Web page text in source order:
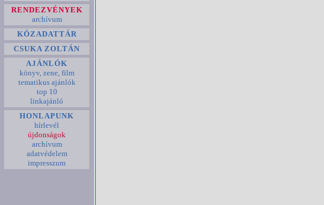
RENDEZVÉNYEK
archívum
KÖZADATTÁR
CSUKA ZOLTÁN
AJÁNLÓK
könyv, zene, film
tematikus ajánlók
top 10
linkajánló
HONLAPUNK
hírlevél
újdonságok
archívum
adatvédelem
impresszum